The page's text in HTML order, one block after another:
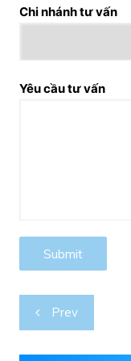
Chi nhánh tư vấn
Yêu cầu tư vấn
Post
navigation
Prev